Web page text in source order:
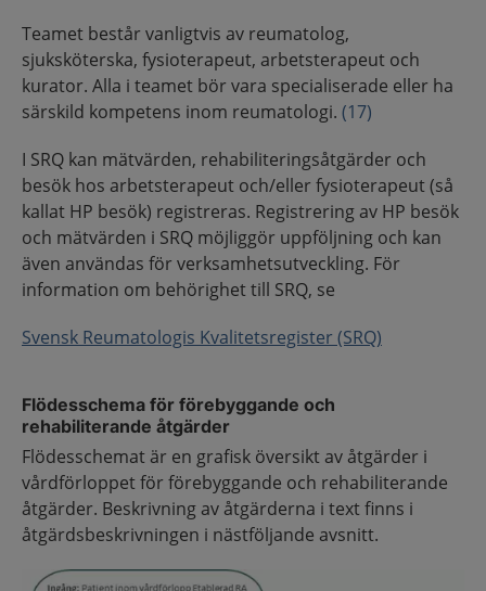
Teamet består vanligtvis av reumatolog,
sjuksköterska, fysioterapeut, arbetsterapeut och
kurator. Alla i teamet bör vara specialiserade eller ha
särskild kompetens inom reumatologi. (17)
I SRQ kan mätvärden, rehabiliteringsåtgärder och
besök hos arbetsterapeut och/eller fysioterapeut (så
kallat HP besök) registreras. Registrering av HP besök
och mätvärden i SRQ möjliggör uppföljning och kan
även användas för verksamhetsutveckling. För
information om behörighet till SRQ, se
Svensk Reumatologis Kvalitetsregister (SRQ)
Flödesschema för förebyggande och
rehabiliterande åtgärder
Flödesschemat är en grafisk översikt av åtgärder i
vårdförloppet för förebyggande och rehabiliterande
åtgärder. Beskrivning av åtgärderna i text finns i
åtgärdsbeskrivningen i nästföljande avsnitt.